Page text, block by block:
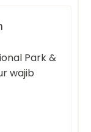
Park &
wajib